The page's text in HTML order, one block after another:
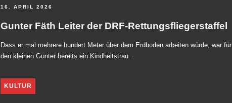
16. APRIL 2026
Gunter Fäth Leiter der DRF-Rettungsfliegerstaffel
Dass er mal mehrere hundert Meter über dem Erdboden arbeiten würde, war für
den kleinen Gunter bereits ein Kindheitstrau...
KULTUR